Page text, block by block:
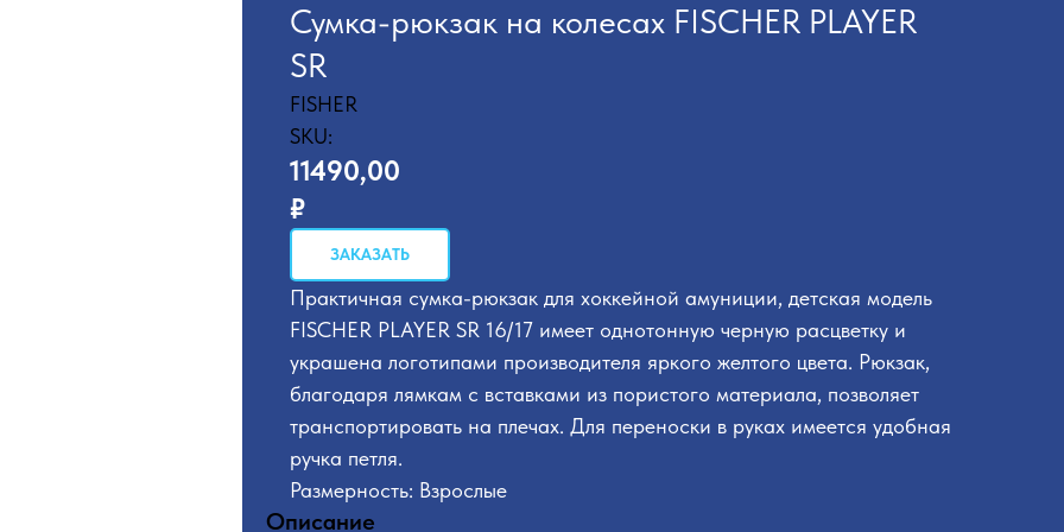
Сумка-рюкзак на колесах FISCHER PLAYER
SR
FISHER
SKU:
11490,00
₽
ЗАКАЗАТЬ
Практичная сумка-рюкзак для хоккейной амуниции, детская модель
FISCHER PLAYER SR 16/17 имеет однотонную черную расцветку и
украшена логотипами производителя яркого желтого цвета. Рюкзак,
благодаря лямкам с вставками из пористого материала, позволяет
транспортировать на плечах. Для переноски в руках имеется удобная
ручка петля.
Размерность: Взрослые
Описание